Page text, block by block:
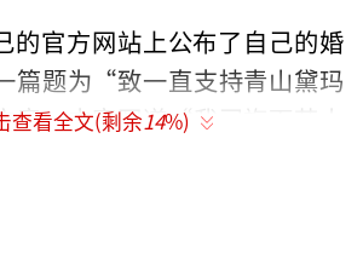
的官方网站上公布了自己的婚
篇题为“致一直支持青山黛玛
章，内容写道“我司旗下艺人
查看全文(剩余14%)